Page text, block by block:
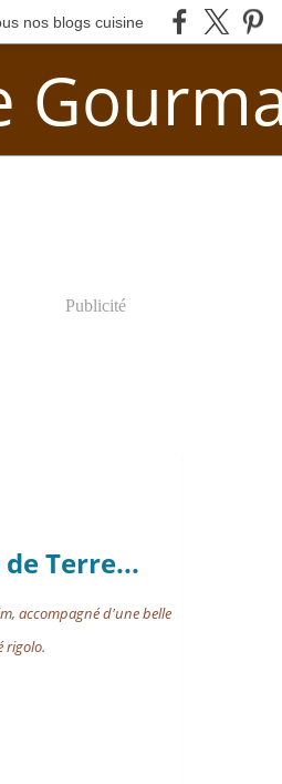
nos blogs cuisine
Publicité
Terre...
accompagné d'une belle
rigolo.